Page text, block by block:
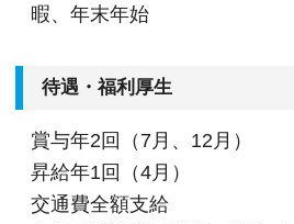
暇、年末年始
待遇・福利厚生
賞与年2回（7月、12月）
昇給年1回（4月）
交通費全額支給